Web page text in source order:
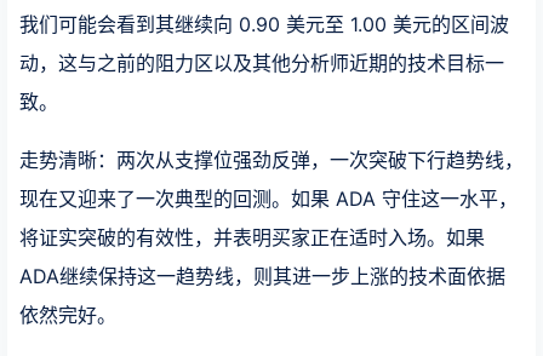
我们可能会看到其继续向 0.90 美元至 1.00 美元的区间波
动，这与之前的阻力区以及其他分析师近期的技术目标一
致。
走势清晰：两次从支撑位强劲反弹，一次突破下行趋势线，
现在又迎来了一次典型的回测。如果 ADA 守住这一水平，
将证实突破的有效性，并表明买家正在适时入场。如果
ADA继续保持这一趋势线，则其进一步上涨的技术面依据
依然完好。